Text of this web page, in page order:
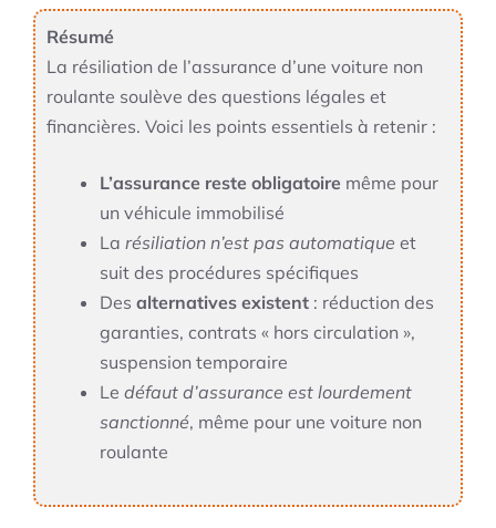
Résumé
La résiliation de l’assurance d’une voiture non
roulante soulève des questions légales et
financières. Voici les points essentiels à retenir :
L’assurance reste obligatoire même pour
un véhicule immobilisé
La résiliation n’est pas automatique et
suit des procédures spécifiques
Des alternatives existent : réduction des
garanties, contrats « hors circulation »,
suspension temporaire
Le défaut d’assurance est lourdement
sanctionné, même pour une voiture non
roulante